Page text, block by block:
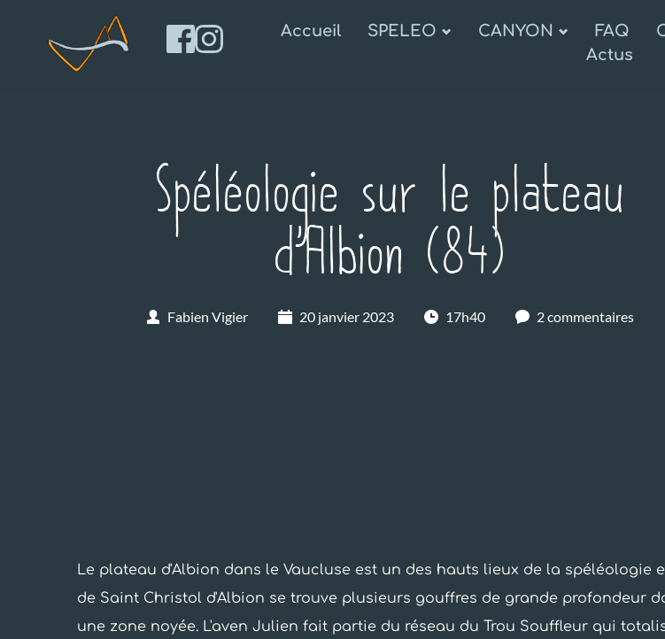
Accueil SPELEO CANYON FAQ
Actus
Spéléologie sur le plateau
d’Albion (84)
Fabien Vigier 20 janvier 2023 17h40 2 commentaires
Le plateau d'Albion dans le Vaucluse est un des hauts lieux de la spéléologie
de Saint Christol d'Albion se trouve plusieurs gouffres de grande profondeur
une zone noyée. L'aven Julien fait partie du réseau du Trou Souffleur qui